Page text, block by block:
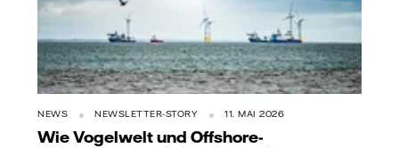
NEWS NEWSLETTER-STORY 11. MAI 2026
Wie Vogelwelt und Offshore-